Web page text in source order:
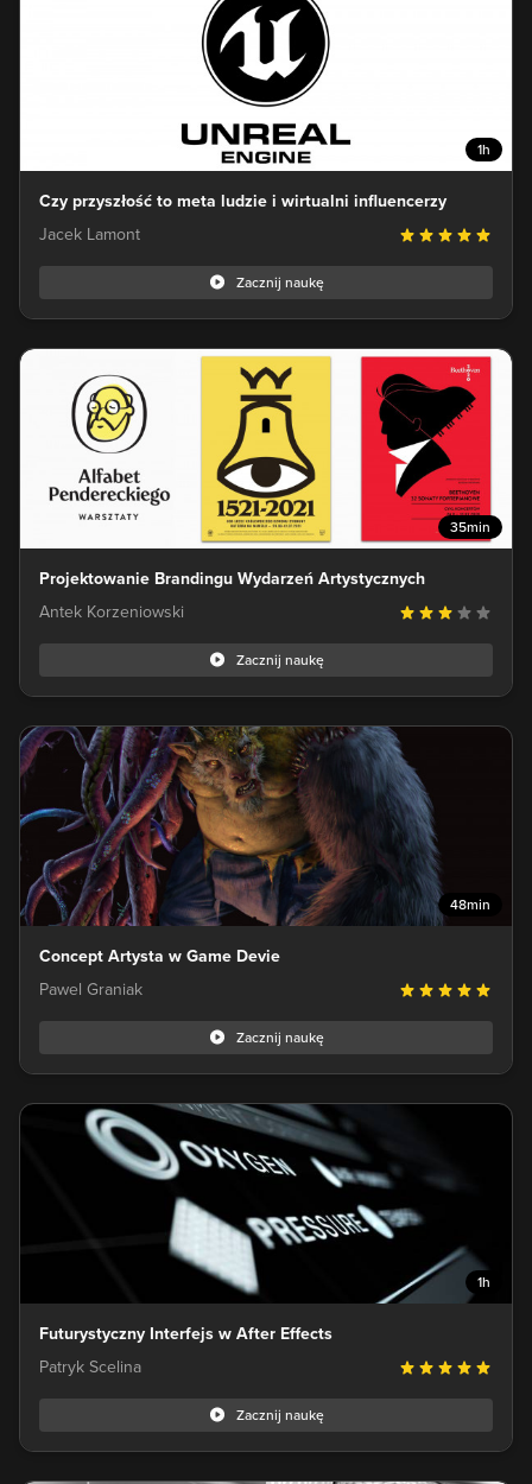
1h
Czy przyszłość to meta ludzie i wirtualni influencerzy
Jacek Lamont
Zacznij naukę
35min
Projektowanie Brandingu Wydarzeń Artystycznych
Antek Korzeniowski
Zacznij naukę
48min
Concept Artysta w Game Devie
Pawel Graniak
Zacznij naukę
1h
Futurystyczny Interfejs w After Effects
Patryk Scelina
Zacznij naukę